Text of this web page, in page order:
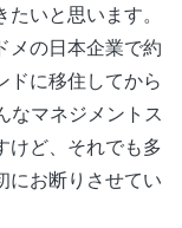
いと思います。
メの日本企業で約
ドに移住してから
なマネジメントス
けど、それでも多
にお断りさせてい